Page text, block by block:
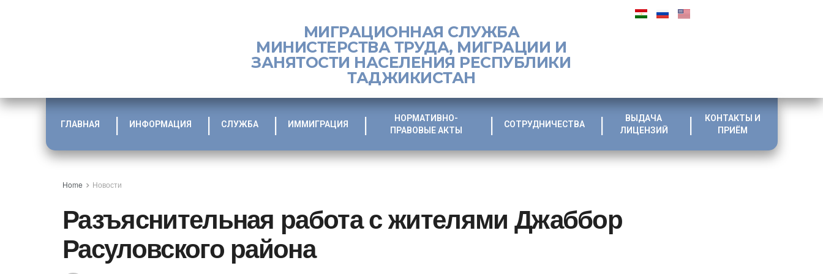
МИГРАЦИОННАЯ СЛУЖБА
МИНИСТЕРСТВА ТРУДА, МИГРАЦИИ И
ЗАНЯТОСТИ НАСЕЛЕНИЯ РЕСПУБЛИКИ
ТАДЖИКИСТАН
ГЛАВНАЯ ИНФОРМАЦИЯ СЛУЖБА ИММИГРАЦИЯ
НОРМАТИВНО-
ПРАВОВЫЕ АКТЫ
СОТРУДНИЧЕСТВА
ВЫДАЧА
ЛИЦЕНЗИЙ
КОНТАКТЫ И
ПРИЁМ
Home Новости
Разъяснительная работа с жителями Джаббор
Расуловского района